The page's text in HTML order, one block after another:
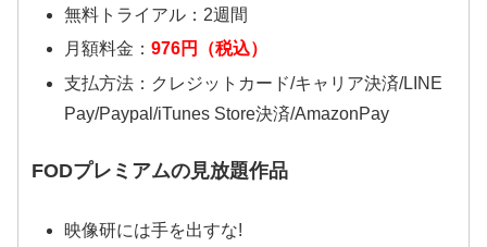
無料トライアル：2週間
月額料金： 976円（税込）
支払方法：クレジットカード/キャリア決済/LINE
Pay/Paypal/iTunes Store決済/AmazonPay
FODプレミアムの見放題作品
映像研には手を出すな!